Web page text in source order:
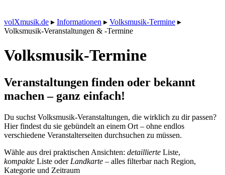
volXmusik.de ▸ Informationen ▸ Volksmusik-Termine ▸
Volksmusik-Veranstaltungen & -Termine
Volksmusik-Termine
Veranstaltungen finden oder bekannt
machen – ganz einfach!
Du suchst Volksmusik-Veranstaltungen, die wirklich zu dir passen?
Hier findest du sie gebündelt an einem Ort – ohne endlos
verschiedene Veranstalterseiten durchsuchen zu müssen.
Wähle aus drei praktischen Ansichten: detaillierte Liste,
kompakte Liste oder Landkarte – alles filterbar nach Region,
Kategorie und Zeitraum